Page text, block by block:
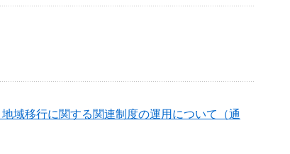
域移行に関する関連制度の運用について（通